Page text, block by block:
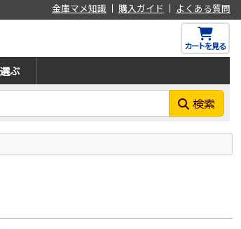
金庫マメ知識 購入ガイド よくある質問
カートを見る
ぶ
検索